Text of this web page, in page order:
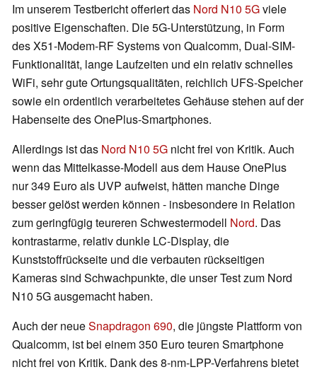
Im unserem Testbericht offeriert das Nord N10 5Gviele
positive Eigenschaften. Die 5G-Unterstützung, in Form
des X51-Modem-RF Systems von Qualcomm, Dual-SIM-
Funktionalität, lange Laufzeiten und ein relativ schnelles
WiFi, sehr gute Ortungsqualitäten, reichlich UFS-Speicher
sowie ein ordentlich verarbeitetes Gehäuse stehen auf der
Habenseite des OnePlus-Smartphones.
Allerdings ist das Nord N10 5G nicht frei von Kritik. Auch
wenn das Mittelkasse-Modell aus dem Hause OnePlus
nur 349 Euro als UVP aufweist, hätten manche Dinge
besser gelöst werden können - insbesondere in Relation
zum geringfügig teureren Schwestermodell Nord. Das
kontrastarme, relativ dunkle LC-Display, die
Kunststoffrückseite und die verbauten rückseitigen
Kameras sind Schwachpunkte, die unser Test zum Nord
N10 5G ausgemacht haben.
Auch der neueSnapdragon 690, die jüngste Plattform von
Qualcomm, ist bei einem 350 Euro teuren Smartphone
nicht frei von Kritik. Dank des 8-nm-LPP-Verfahrens bietet